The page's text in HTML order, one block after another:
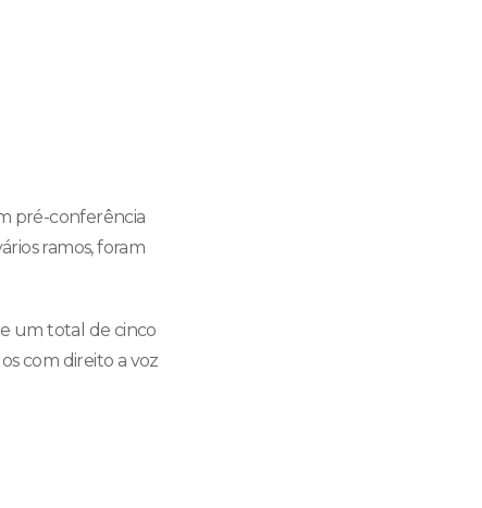
pré-conferência
ramos, foram
um total de cinco
com direito a voz